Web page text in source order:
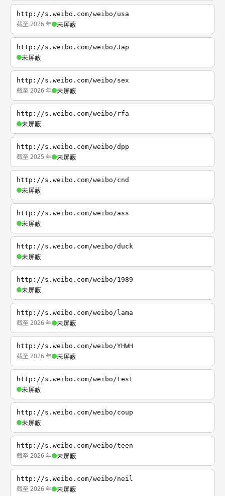
http://s.weibo.com/weibo/usa
截至 2026 年 未屏蔽
http://s.weibo.com/weibo/Jap
未屏蔽
http://s.weibo.com/weibo/sex
截至 2026 年 未屏蔽
http://s.weibo.com/weibo/rfa
未屏蔽
http://s.weibo.com/weibo/dpp
截至 2025 年 未屏蔽
http://s.weibo.com/weibo/cnd
未屏蔽
http://s.weibo.com/weibo/ass
未屏蔽
http://s.weibo.com/weibo/duck
未屏蔽
http://s.weibo.com/weibo/1989
未屏蔽
http://s.weibo.com/weibo/lama
截至 2026 年 未屏蔽
http://s.weibo.com/weibo/YHWH
截至 2026 年 未屏蔽
http://s.weibo.com/weibo/test
未屏蔽
http://s.weibo.com/weibo/coup
未屏蔽
http://s.weibo.com/weibo/teen
截至 2026 年 未屏蔽
http://s.weibo.com/weibo/neil
截至 2026 年 未屏蔽